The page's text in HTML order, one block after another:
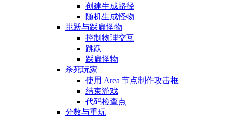
创建生成路径
随机生成怪物
跳跃与踩扁怪物
控制物理交互
跳跃
踩扁怪物
杀死玩家
使用 Area 节点制作攻击框
结束游戏
代码检查点
分数与重玩